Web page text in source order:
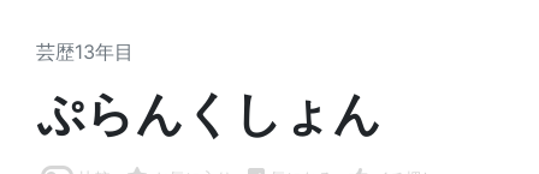
芸歴13年目
ぷらんくしょん